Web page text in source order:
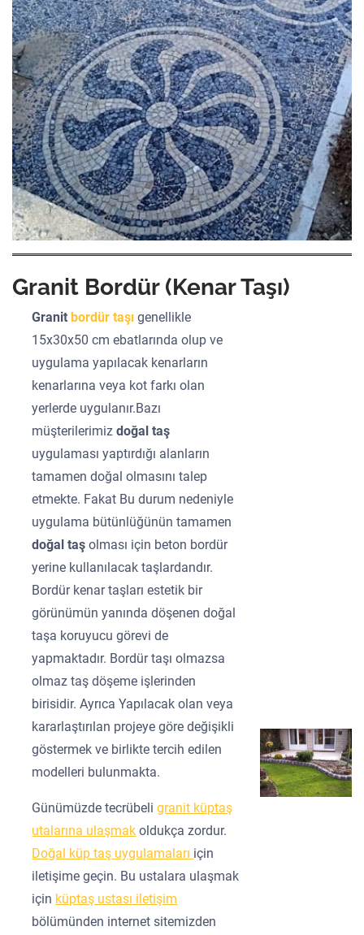
Granit Bordür (Kenar Taşı)
Granitbordür taşı genellikle
15x30x50 cm ebatlarında olup ve
uygulama yapılacak kenarların
kenarlarına veya kot farkı olan
yerlerde uygulanır.Bazı
müşterilerimizdoğal taş
uygulaması yaptırdığı alanların
tamamen doğal olmasını talep
etmekte. Fakat Bu durum nedeniyle
uygulama bütünlüğünün tamamen
doğal taşolması için beton bordür
yerine kullanılacak taşlardandır.
Bordür kenar taşları estetik bir
görünümün yanında döşenen doğal
taşa koruyucu görevi de
yapmaktadır. Bordür taşı olmazsa
olmaz taş döşeme işlerinden
birisidir. Ayrıca Yapılacak olan veya
kararlaştırılan projeye göre değişikli
göstermek ve birlikte tercih edilen
modelleri bulunmakta.
Günümüzde tecrübeligranit küptaş
utalarına ulaşmak oldukça zordur.
Doğal küp taş uygulamaları için
iletişime geçin. Bu ustalara ulaşmak
için küptaş ustası iletişim
bölümünden internet sitemizden